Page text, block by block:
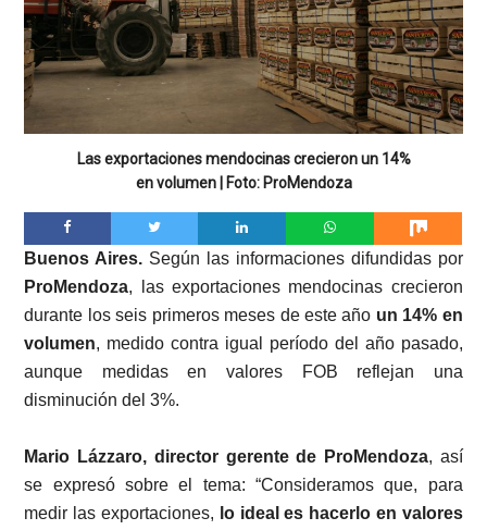
Las exportaciones mendocinas crecieron un 14%
en volumen | Foto: ProMendoza
Buenos Aires. Según las informaciones difundidas por
ProMendoza, las exportaciones mendocinas crecieron
durante los seis primeros meses de este año un 14% en
volumen, medido contra igual período del año pasado,
aunque medidas en valores FOB reflejan una
disminución del 3%.
Mario Lázzaro, director gerente de ProMendoza, así
se expresó sobre el tema: “Consideramos que, para
medir las exportaciones, lo ideal es hacerlo en valores